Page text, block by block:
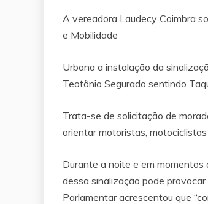
A vereadora Laudecy Coimbra
e Mobilidade
Urbana a instalação da
Teotônio Segurado sentindo
Trata-se de solicitação de
orientar motoristas,
Durante a noite e em
dessa sinalização pode
Parlamentar acrescentou que